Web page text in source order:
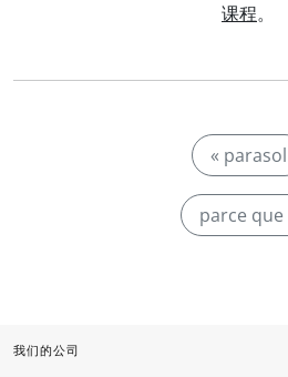
课程。
« parasol
parce que
我们的公司